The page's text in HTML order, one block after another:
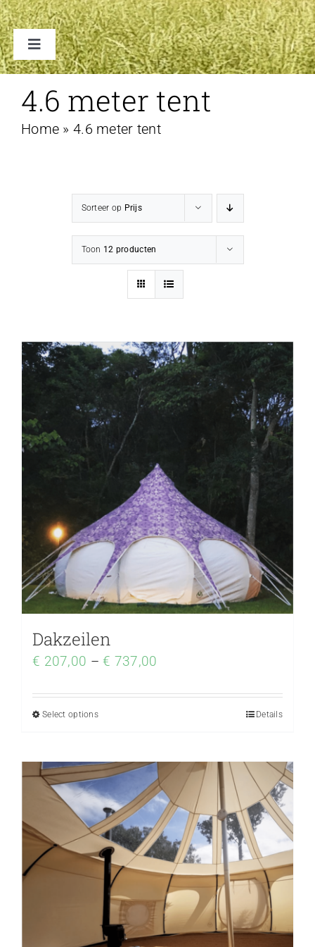
Toggle
Navigation
ACCESSOIRES
CONTACT
4.6 meter tent
Home » 4.6 meter tent
Sorteer op Prijs
Toon 12 producten
Dakzeilen
€ 207,00 –€ 737,00
Select options Details